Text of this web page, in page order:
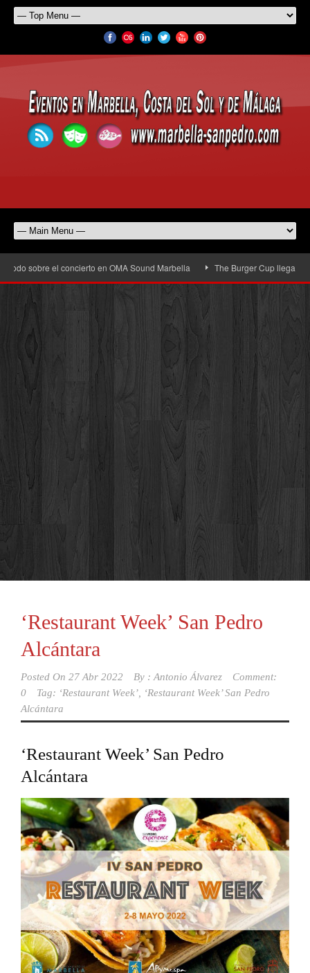
sobre el concierto en OMA Sound Marbella The Burger Cup llega a San
‘Restaurant Week’ San Pedro
Alcántara
Posted On 27 Abr 2022 By : Antonio Álvarez
Comment:
0
Tag: ‘Restaurant Week’
‘Restaurant Week’ San Pedro
Alcántara
‘Restaurant Week’ San Pedro
Alcántara